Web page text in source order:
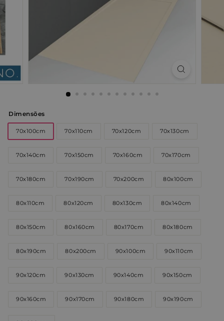
Dimensões
70x100cm 70x110cm 70x120cm 70x130cm
70x140cm 70x150cm 70x160cm 70x170cm
70x180cm 70x190cm 70x200cm 80x100cm
80x110cm 80x120cm 80x130cm 80x140cm
80x150cm 80x160cm 80x170cm 80x180cm
80x190cm 80x200cm 90x100cm 90x110cm
90x120cm 90x130cm 90x140cm 90x150cm
90x160cm 90x170cm 90x180cm 90x190cm